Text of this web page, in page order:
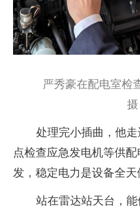
严秀豪在配电室检
摄
处理完小插曲，他
点检查应急发电机等供
发，稳定电力是设备全天
站在雷达站天台，